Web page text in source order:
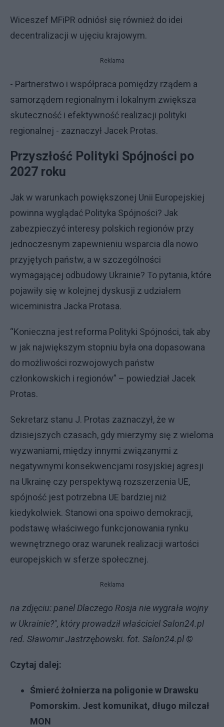
Wiceszef MFiPR odniósł się również do idei
decentralizacji w ujęciu krajowym.
Reklama
- Partnerstwo i współpraca pomiędzy rządem a
samorządem regionalnym i lokalnym zwiększa
skuteczność i efektywność realizacji polityki
regionalnej - zaznaczył Jacek Protas.
Przyszłość Polityki Spójności po
2027 roku
Jak w warunkach powiększonej Unii Europejskiej
powinna wyglądać Polityka Spójności? Jak
zabezpieczyć interesy polskich regionów przy
jednoczesnym zapewnieniu wsparcia dla nowo
przyjętych państw, a w szczególności
wymagającej odbudowy Ukrainie? To pytania, które
pojawiły się w kolejnej dyskusji z udziałem
wiceministra Jacka Protasa.
“Konieczna jest reforma Polityki Spójności, tak aby
w jak największym stopniu była ona dopasowana
do możliwości rozwojowych państw
członkowskich i regionów” – powiedział Jacek
Protas.
Sekretarz stanu J. Protas zaznaczył, że w
dzisiejszych czasach, gdy mierzymy się z wieloma
wyzwaniami, między innymi związanymi z
negatywnymi konsekwencjami rosyjskiej agresji
na Ukrainę czy perspektywą rozszerzenia UE,
spójność jest potrzebna UE bardziej niż
kiedykolwiek. Stanowi ona spoiwo demokracji,
podstawę właściwego funkcjonowania rynku
wewnętrznego oraz warunek realizacji wartości
europejskich w sferze społecznej.
Reklama
na zdjęciu: panel Dlaczego Rosja nie wygrała wojny
w Ukrainie?", który prowadził właściciel Salon24.pl
red. Sławomir Jastrzębowski. fot. Salon24.pl ©
Czytaj dalej:
Śmierć żołnierza na poligonie w Drawsku
Pomorskim. Jest komunikat, długo milczał
MON